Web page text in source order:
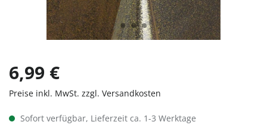
6,99 €
Preise inkl. MwSt. zzgl. Versandkosten
Sofort verfügbar, Lieferzeit ca. 1-3 Werktage